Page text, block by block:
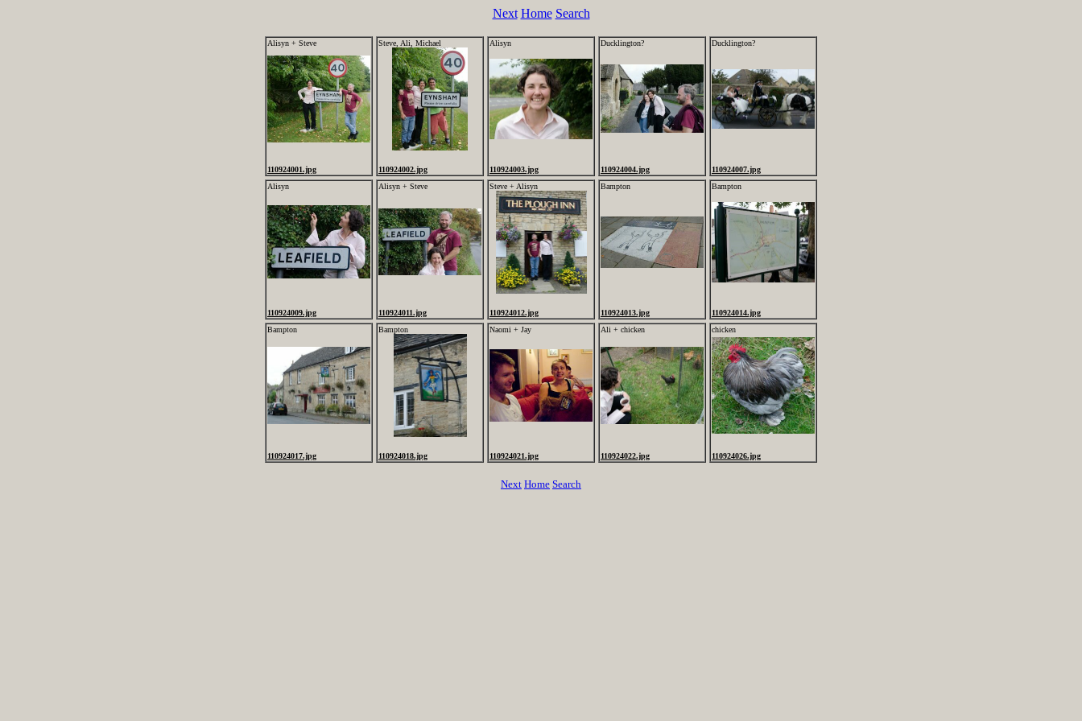
Next Home Search
Alisyn + Steve
110924001.jpg
Steve, Ali, Michael
110924002.jpg
Alisyn
110924003.jpg
Ducklington?
110924004.jpg
Ducklington?
110924007.jpg
Alisyn
110924009.jpg
Alisyn + Steve
110924011.jpg
Steve + Alisyn
110924012.jpg
Bampton
110924013.jpg
Bampton
110924014.jpg
Bampton
110924017.jpg
Bampton
110924018.jpg
Naomi + Jay
110924021.jpg
Ali + chicken
110924022.jpg
chicken
110924026.jpg
Next Home Search